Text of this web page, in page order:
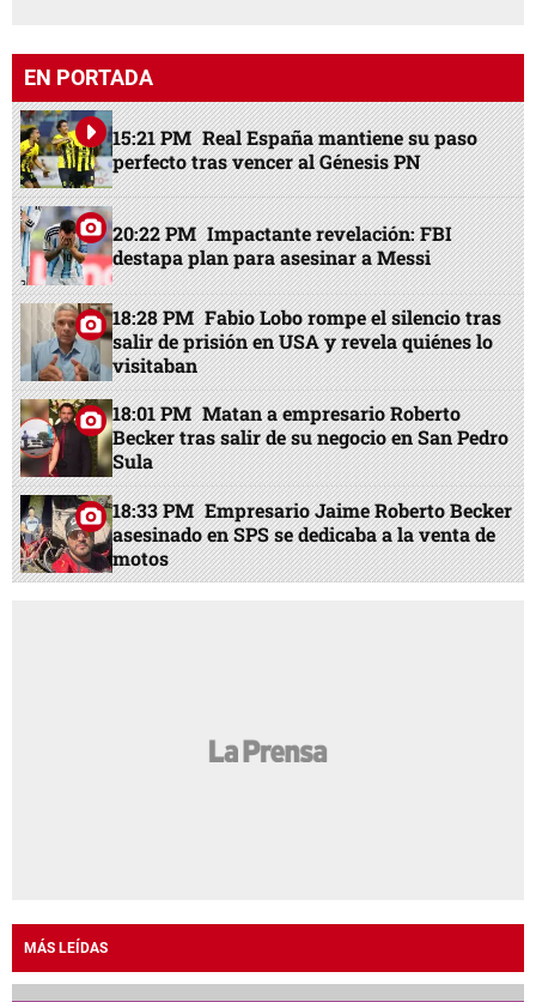
EN PORTADA
15:21 PM Real España mantiene su paso
perfecto tras vencer al Génesis PN
20:22 PM Impactante revelación: FBI
destapa plan para asesinar a Messi
18:28 PM Fabio Lobo rompe el silencio tras
salir de prisión en USA y revela quiénes lo
visitaban
18:01 PM Matan a empresario Roberto
Becker tras salir de su negocio en San Pedro
Sula
18:33 PM Empresario Jaime Roberto Becker
asesinado en SPS se dedicaba a la venta de
motos
MÁS LEÍDAS